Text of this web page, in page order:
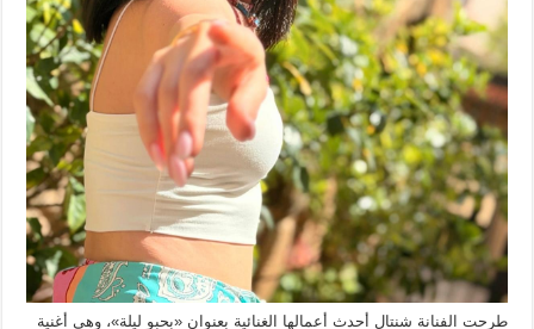
طرحت الفنانة شنتال أحدث أعمالها الغنائية بعنوان «بحبو ليلة»، وهي أغنية